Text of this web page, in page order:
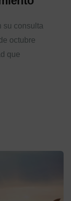
su consulta
octubre
que